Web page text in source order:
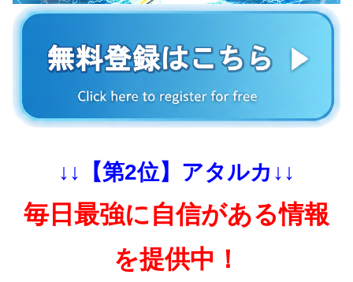
↓↓【第2位】アタルカ↓↓
毎日最強に自信がある情報
を提供中！